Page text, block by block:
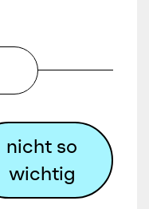
nicht so
wichtig